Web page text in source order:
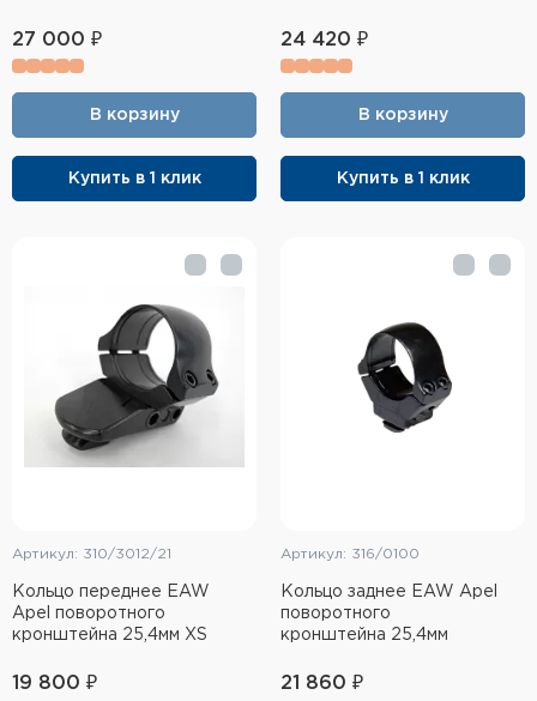
Кейсы и ящики для патронов и
Элементы питания и зарядные
Охотничье снаряжение
Ремни, патронташи и подсумки
Фонари и ЛЦУ
Туристическое снаряжение
Опоры и станки для оружия
Термосы, термосумки, бутылки
27 000 ₽
В корзину
Купить в 1 клик
24 420 ₽
В корзину
Купить в 1 клик
Артикул: 310/3012/21
Кольцо переднее EAW
Apel поворотного
кронштейна 25,4мм XS
19 800 ₽
Артикул: 316/0100
Кольцо заднее EAW Apel
поворотного
кронштейна 25,4мм
21 860 ₽